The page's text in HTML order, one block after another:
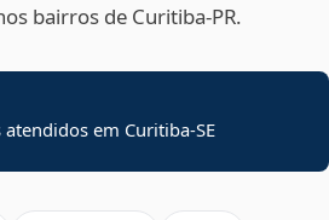
bairros de Curitiba‑PR.
atendidos em Curitiba-SE